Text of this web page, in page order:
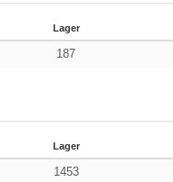
Lager
187
Lager
1453